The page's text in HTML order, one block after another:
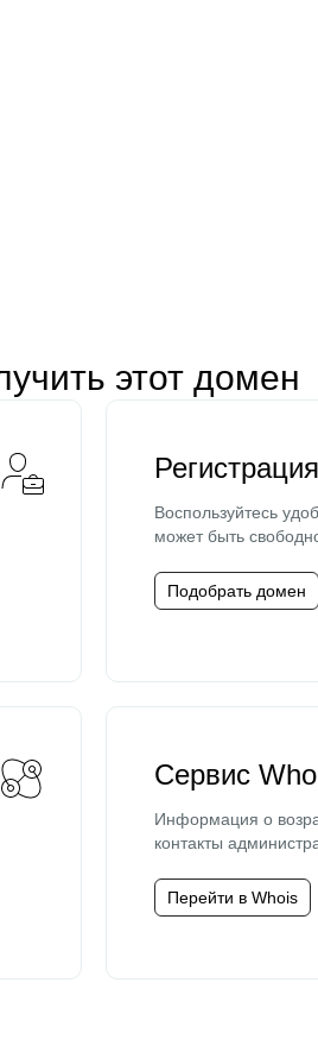
этот домен
Воспользуйтесь
может быть
Подобрать домен
Сервис
Информация о
контакты
Перейти в Whois